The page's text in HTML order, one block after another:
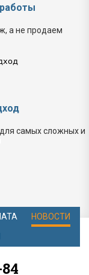
а не продаем
самых сложных и
НОВОСТИ